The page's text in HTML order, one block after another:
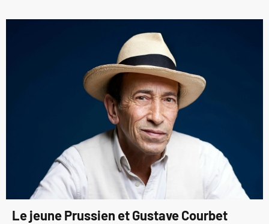
Le jeune Prussien et Gustave Courbet